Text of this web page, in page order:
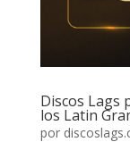
Discos Lags
los Latin
por